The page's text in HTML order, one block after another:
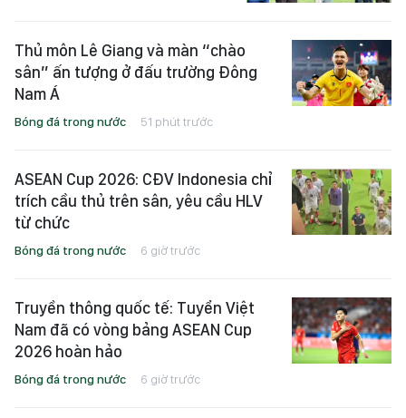
Thủ môn Lê Giang và màn “chào
sân” ấn tượng ở đấu trường Đông
Nam Á
Bóng đá trong nước 51 phút trước
ASEAN Cup 2026: CĐV Indonesia chỉ
trích cầu thủ trên sân, yêu cầu HLV
từ chức
Bóng đá trong nước 6 giờ trước
Truyền thông quốc tế: Tuyển Việt
Nam đã có vòng bảng ASEAN Cup
2026 hoàn hảo
Bóng đá trong nước 6 giờ trước